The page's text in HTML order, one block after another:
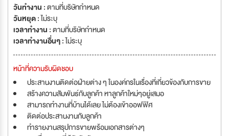
วันทำงาน :ตามที่บริษัทกำหนด
วันหยุด :ไม่ระบุ
เวลาทำงาน :ตามที่บริษัทกำหนด
เวลาทำงานอื่นๆ :ไม่ระบุ
หน้าที่ความรับผิดชอบ
ประสานงานติดต่อฝ่ายต่าง ๆ ในองค์กรในเรื่องที่เกี่ยวข้องกับการขาย
สร้างความสัมพันธ์กับลูกค้า หาลูกค้าใหม่ๆอยู่เสมอ
สามารถทำงานที่บ้านได้เลย ไม่ต้องเข้าออฟฟิศ
ติดต่อประสานงานกับลูกค้า
ทำรายงานสรุปการขายพร้อมเอกสารต่างๆ